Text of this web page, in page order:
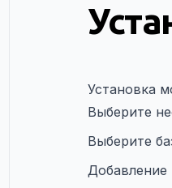
Установка
Выберите
Выберите
Добавление